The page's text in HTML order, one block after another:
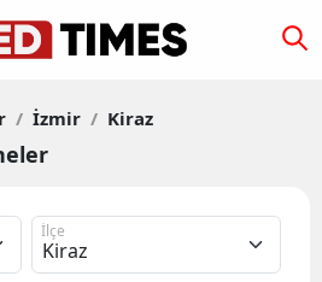
/ İzmir / Kiraz
İlçe